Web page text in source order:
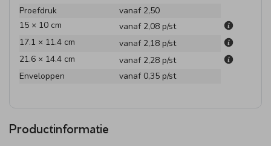
Proefdruk
vanaf 2,50
15 × 10 cm
vanaf 2,08 p/st
17.1 × 11.4 cm
vanaf 2,18 p/st
21.6 × 14.4 cm
vanaf 2,28 p/st
Enveloppen
vanaf 0,35 p/st
Productinformatie